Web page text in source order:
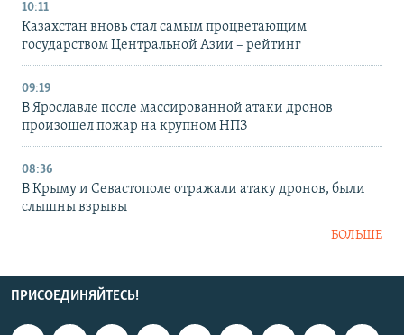
10:11
Казахстан вновь стал самым процветающим
государством Центральной Азии – рейтинг
09:19
В Ярославле после массированной атаки дронов
произошел пожар на крупном НПЗ
08:36
В Крыму и Севастополе отражали атаку дронов, были
слышны взрывы
БОЛЬШЕ
ПРИСОЕДИНЯЙТЕСЬ!